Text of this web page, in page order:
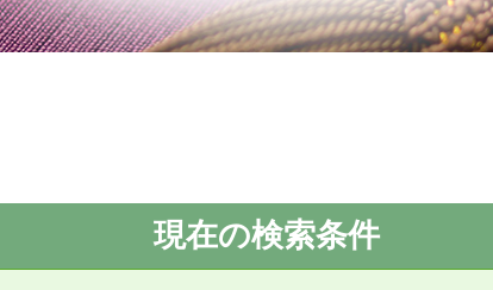
現在の検索条件